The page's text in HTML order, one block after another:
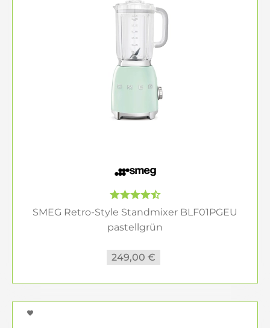
SMEG Retro-Style Standmixer BLF01PGEU
pastellgrün
249,00 €